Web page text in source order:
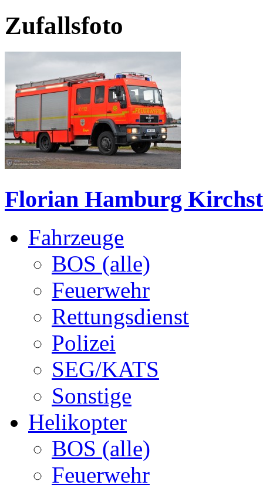
Zufallsfoto
Florian Hamburg
Fahrzeuge
BOS (alle)
Feuerwehr
Rettungsdienst
Polizei
SEG/KATS
Sonstige
Helikopter
BOS (alle)
Feuerwehr